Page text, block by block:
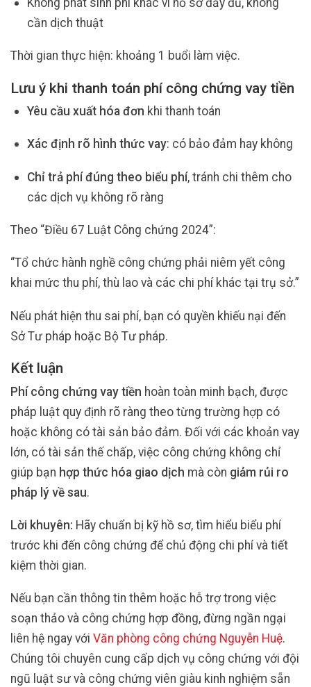
cần dịch thuật
Thời gian thực hiện: khoảng 1 buổi làm việc.
Lưu ý khi thanh toán phí công chứng vay tiền
Yêu cầu xuất hóa đơn khi thanh toán
Xác định rõ hình thức vay: có bảo đảm hay không
Chỉ trả phí đúng theo biểu phí, tránh chi thêm cho
các dịch vụ không rõ ràng
Theo “Điều 67 Luật Công chứng 2024”:
“Tổ chức hành nghề công chứng phải niêm yết công
khai mức thu phí, thù lao và các chi phí khác tại trụ sở.”
Nếu phát hiện thu sai phí, bạn có quyền khiếu nại đến
Sở Tư pháp hoặc Bộ Tư pháp.
Kết luận
Phí công chứng vay tiền hoàn toàn minh bạch, được
pháp luật quy định rõ ràng theo từng trường hợp có
hoặc không có tài sản bảo đảm. Đối với các khoản vay
lớn, có tài sản thế chấp, việc công chứng không chỉ
giúp bạn hợp thức hóa giao dịch mà còn giảm rủi ro
pháp lý về sau.
Lời khuyên: Hãy chuẩn bị kỹ hồ sơ, tìm hiểu biểu phí
trước khi đến công chứng để chủ động chi phí và tiết
kiệm thời gian.
Nếu bạn cần thông tin thêm hoặc hỗ trợ trong việc
soạn thảo và công chứng hợp đồng, đừng ngần ngại
liên hệ ngay với Văn phòng công chứng Nguyễn Huệ.
Chúng tôi chuyên cung cấp dịch vụ công chứng với đội
ngũ luật sư và công chứng viên giàu kinh nghiệm sẵn